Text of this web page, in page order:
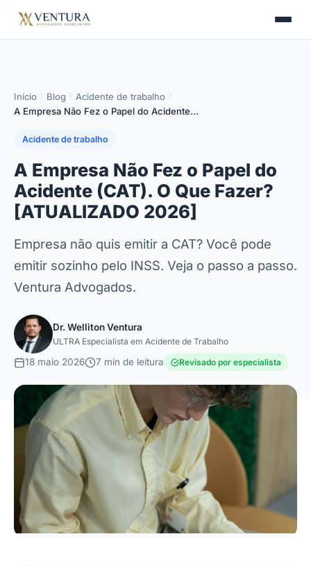
Início Blog
Acidente de trabalho
A Empresa Não Fez o Papel do Acidente…
Acidente de trabalho
A Empresa Não Fez o Papel do
Acidente (CAT). O Que Fazer?
[ATUALIZADO 2026]
Empresa não quis emitir a CAT? Você pode
emitir sozinho pelo INSS. Veja o passo a passo.
Ventura Advogados.
Dr. Welliton Ventura
ULTRA Especialista em Acidente de Trabalho
18 maio 2026 7 min de leitura Revisado por especialista